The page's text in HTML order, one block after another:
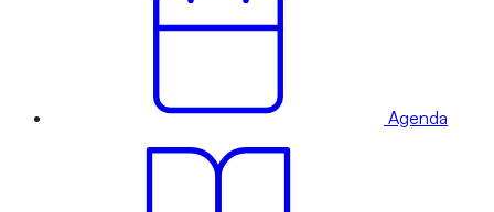
Agenda